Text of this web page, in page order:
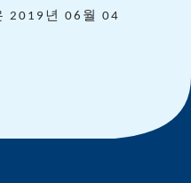
2019 년 06 월 04